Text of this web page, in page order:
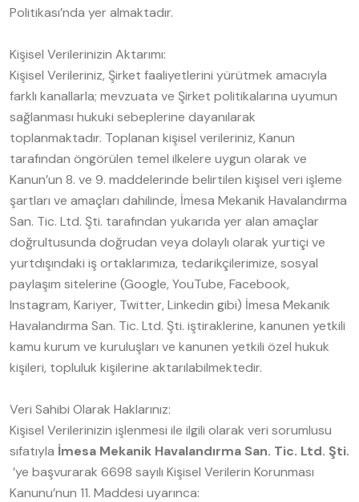
Politikası’nda yer almaktadır.
Kişisel Verilerinizin Aktarımı:
Kişisel Verileriniz, Şirket faaliyetlerini yürütmek amacıyla
farklı kanallarla; mevzuata ve Şirket politikalarına uyumun
sağlanması hukuki sebeplerine dayanılarak
toplanmaktadır. Toplanan kişisel verileriniz, Kanun
tarafından öngörülen temel ilkelere uygun olarak ve
Kanun’un 8. ve 9. maddelerinde belirtilen kişisel veri işleme
şartları ve amaçları dahilinde, İmesa Mekanik Havalandırma
San. Tic. Ltd. Şti. tarafından yukarıda yer alan amaçlar
doğrultusunda doğrudan veya dolaylı olarak yurtiçi ve
yurtdışındaki iş ortaklarımıza, tedarikçilerimize, sosyal
paylaşım sitelerine (Google, YouTube, Facebook,
Instagram, Kariyer, Twitter, Linkedin gibi) İmesa Mekanik
Havalandırma San. Tic. Ltd. Şti. iştiraklerine, kanunen yetkili
kamu kurum ve kuruluşları ve kanunen yetkili özel hukuk
kişileri, topluluk kişilerine aktarılabilmektedir.
Veri Sahibi Olarak Haklarınız:
Kişisel Verilerinizin işlenmesi ile ilgili olarak veri sorumlusu
sıfatıyla İmesa Mekanik Havalandırma San. Tic. Ltd. Şti.
’ye başvurarak 6698 sayılı Kişisel Verilerin Korunması
Kanunu’nun 11. Maddesi uyarınca: